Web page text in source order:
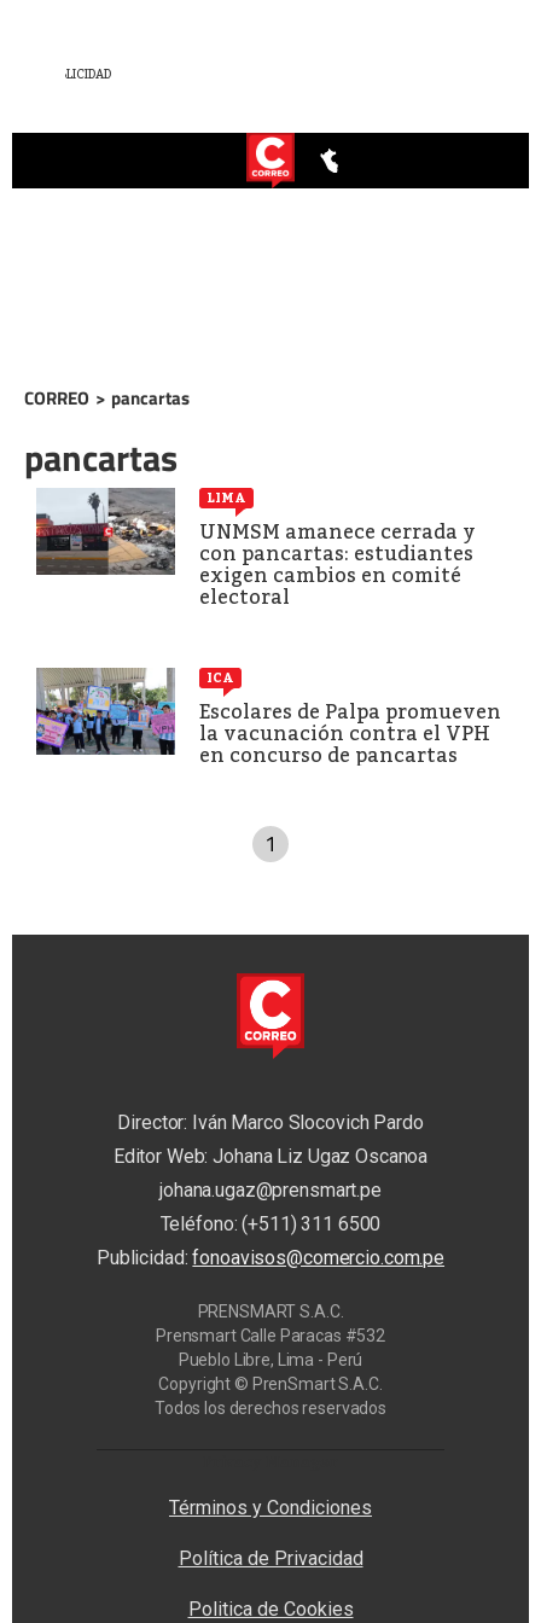
CORREO > pancartas
pancartas
LIMA
UNMSM amanece cerrada y
con pancartas: estudiantes
exigen cambios en comité
electoral
ICA
Escolares de Palpa promueven
la vacunación contra el VPH
en concurso de pancartas
1
Director: Iván Marco Slocovich Pardo
Editor Web: Johana Liz Ugaz Oscanoa
johana.ugaz@prensmart.pe
Teléfono: (+511) 311 6500
Publicidad:fonoavisos@comercio.com.pe
PRENSMART S.A.C.
Prensmart Calle Paracas #532
Pueblo Libre, Lima - Perú
Copyright © PrenSmart S.A.C.
Todos los derechos reservados
Términos y Condiciones
Política de Privacidad
Politica de Cookies